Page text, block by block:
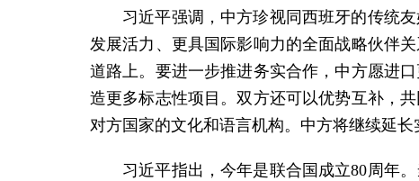
习近平强调，中方珍视同西班牙的传统
发展活力、更具国际影响力的全面战略伙伴
道路上。要进一步推进务实合作，中方愿进
造更多标志性项目。双方还可以优势互补，
对方国家的文化和语言机构。中方将继续延
习近平指出，今年是联合国成立80周年